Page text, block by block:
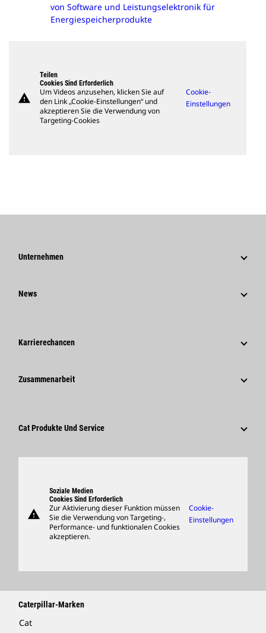
von Software und Leistungselektronik für
Energiespeicherprodukte
warning
Teilen
Cookies Sind Erforderlich
Um Videos anzusehen, klicken Sie auf
den Link „Cookie-Einstellungen“ und
akzeptieren Sie die Verwendung von
Targeting-Cookies
Cookie-
Einstellungen
Unternehmen
Governance
Caterpillar Foundation
Nachhaltigkeit
Globale Präsenz
News
Unternehmensweite Pressemitteilungen
Soziale Medien
Karrierechancen
Tätigkeitsbereiche
Suche Und Bewerbung
Zusammenarbeit
Lieferanten
Cat Produkte Und Service
Support
Merchandise
Händler Suchen
warning
Soziale Medien
Cookies Sind Erforderlich
Zur Aktivierung dieser Funktion müssen
Sie die Verwendung von Targeting-,
Performance- und funktionalen Cookies
akzeptieren.
Cookie-
Einstellungen
Caterpillar-Marken
Cat